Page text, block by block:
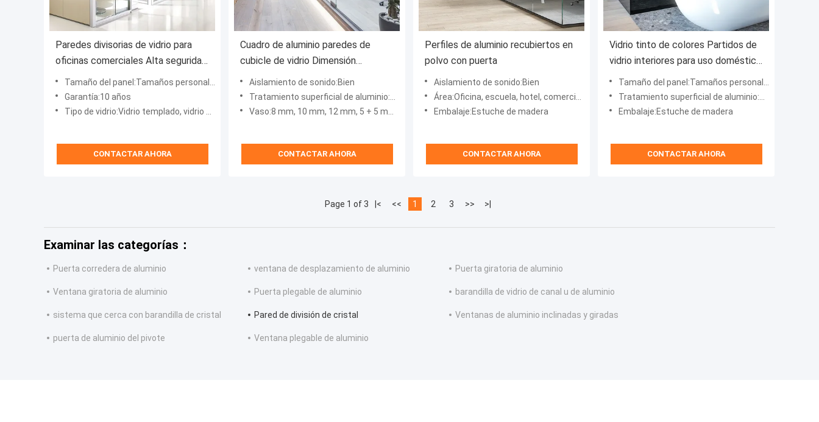
Paredes divisorias de vidrio para
oficinas comerciales Alta seguridad
Fácil mantenimiento
Tamaño del panel:Tamaños personalizados
Garantía:10 años
Tipo de vidrio:Vidrio templado, vidrio doblemente templado, vidrio aislado
CONTACTAR AHORA
Cuadro de aluminio paredes de
cubicle de vidrio Dimensión
personalizada con puerta
Aislamiento de sonido:Bien
Tratamiento superficial de aluminio:Revestimiento en polvo, pulverización de fluorocarburos
Vaso:8 mm, 10 mm, 12 mm, 5 + 5 mm, 6 + 6 mm
CONTACTAR AHORA
Perfiles de aluminio recubiertos en
polvo con puerta
Aislamiento de sonido:Bien
Área:Oficina, escuela, hotel, comercial, villa, hospital
Embalaje:Estuche de madera
CONTACTAR AHORA
Vidrio tinto de colores Partidos de
vidrio interiores para uso doméstico
con marco de aluminio
Tamaño del panel:Tamaños personalizados
Tratamiento superficial de aluminio:Revestimiento en polvo, pulverización de fluorocarburos
Embalaje:Estuche de madera
CONTACTAR AHORA
Page 1 of 3 |< << 1 2 3 >> >|
Examinar las categorías：
Puerta corredera de aluminio ventana de desplazamiento de aluminio Puerta giratoria de aluminio
Ventana giratoria de aluminio Puerta plegable de aluminio barandilla de vidrio de canal u de aluminio
sistema que cerca con barandilla de cristal Pared de división de cristal Ventanas de aluminio inclinadas y giradas
puerta de aluminio del pivote Ventana plegable de aluminio